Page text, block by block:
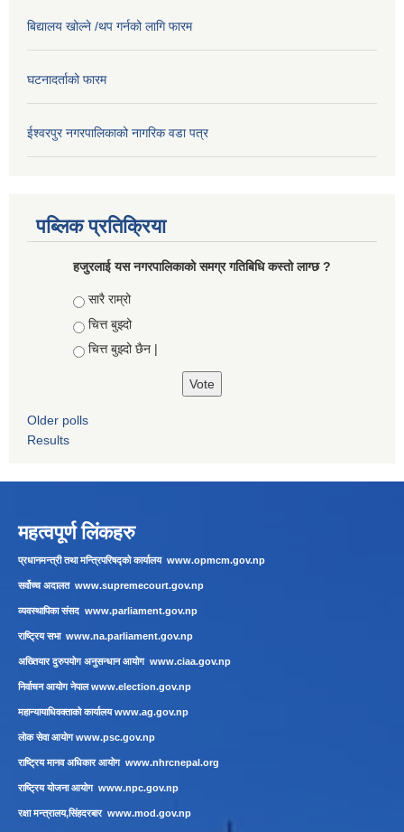
बिद्यालय खोल्ने /थप गर्नको लागि फारम
घटनादर्ताको फारम
ईश्वरपुर नगरपालिकाको नागरिक वडा पत्र
पब्लिक प्रतिक्रिया
हजुरलाई यस नगरपालिकाको समग्र गतिबिधि कस्तो लाग्छ ?
Choices
सारै राम्रो
चित्त बुझ्दो
चित्त बुझ्दो छैन |
Older polls
Results
महत्वपूर्ण लिंकहरु
प्रधानमन्त्री तथा मन्त्रिपरिषद्को कार्यालय www.opmcm.gov.np
सर्वोच्च अदालत www.supremecourt.gov.np
व्यवस्थापिका संसद www.parliament.gov.np
राष्ट्रिय सभा www.na.parliament.gov.np
अख्तियार दुरुपयोग अनुसन्धान आयोग www.ciaa.gov.np
निर्वाचन आयोग नेपालwww.election.gov.np
महान्यायाधिवक्ताको कार्यालयwww.ag.gov.np
लाेक सेवा आयाेगwww.psc.gov.np
राष्ट्रिय मानव अधिकार आयोग www.nhrcnepal.org
राष्ट्रिय योजना आयोग www.npc.gov.np
रक्षा मन्त्रालय,सिंहदरबार www.mod.gov.np